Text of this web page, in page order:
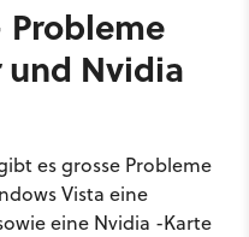
Nvidia
es grosse Probleme
Vista eine
eine Nvidia -Karte